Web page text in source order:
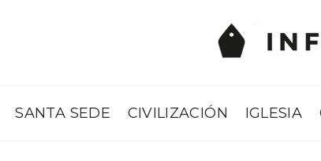
SANTA SEDE CIVILIZACIÓN IGLESIA